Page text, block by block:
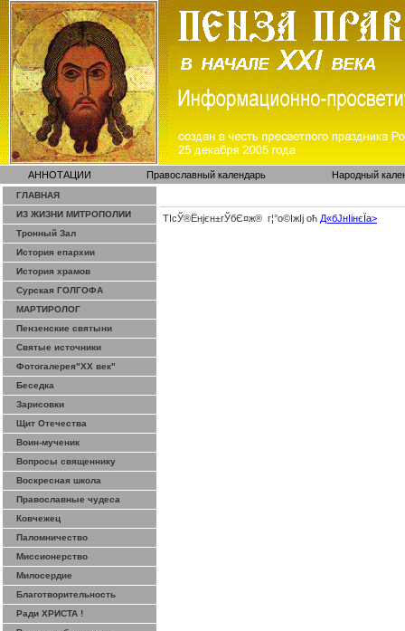
АННОТАЦИИ Православный календарь Народный
ГЛАВНАЯ
ИЗ ЖИЗНИ МИТРОПОЛИИ
Тронный Зал
История епархии
История храмов
Сурская ГОЛГОФА
МАРТИРОЛОГ
Пензенские святыни
Святые источники
Фотогалерея"ХХ век"
Беседка
Зарисовки
Щит Отечества
Воин-мученик
Вопросы священнику
Воскресная школа
Православные чудеса
Ковчежец
Паломничество
Миссионерство
Милосердие
Благотворительность
Ради ХРИСТА !
ТІсЎ®Ёнјєн±­гЎ­бЄ¤ж® г¦°о©ІжІј оћ Д«бЈ­нІінєЇa>